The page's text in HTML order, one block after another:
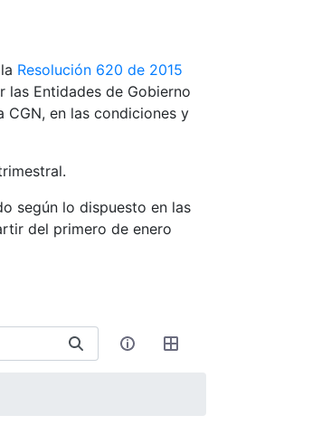
Resolución 620 de 2015
las Entidades de Gobierno
en las condiciones y
según lo dispuesto en las
del primero de enero